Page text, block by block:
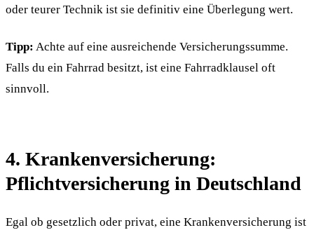
oder teurer Technik ist sie definitiv eine Überlegung wert.
Tipp: Achte auf eine ausreichende Versicherungssumme.
Falls du ein Fahrrad besitzt, ist eine Fahrradklausel oft
sinnvoll.
4. Krankenversicherung:
Pflichtversicherung in Deutschland
Egal ob gesetzlich oder privat, eine Krankenversicherung ist